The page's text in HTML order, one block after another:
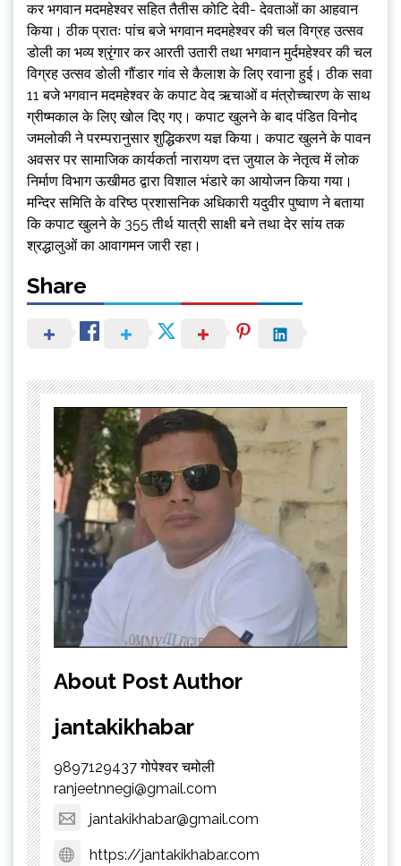
कर भगवान मदमहेश्वर सहित तैतीस कोटि देवी- देवताओं का आहवान
किया। ठीक प्रातः पांच बजे भगवान मदमहेश्वर की चल विग्रह उत्सव
डोली का भव्य श्रृंगार कर आरती उतारी तथा भगवान मुर्दमहेश्वर की चल
विग्रह उत्सव डोली गौंडार गांव से कैलाश के लिए रवाना हुई। ठीक सवा
11 बजे भगवान मदमहेश्वर के कपाट वेद ऋचाओं व मंत्रोच्चारण के साथ
ग्रीष्मकाल के लिए खोल दिए गए। कपाट खुलने के बाद पंडित विनोद
जमलोकी ने परम्परानुसार शुद्धिकरण यज्ञ किया। कपाट खुलने के पावन
अवसर पर सामाजिक कार्यकर्ता नारायण दत्त जुयाल के नेतृत्व में लोक
निर्माण विभाग ऊखीमठ द्वारा विशाल भंडारे का आयोजन किया गया।
मन्दिर समिति के वरिष्ठ प्रशासनिक अधिकारी यदुवीर पुष्वाण ने बताया
कि कपाट खुलने के 355 तीर्थ यात्री साक्षी बने तथा देर सांय तक
श्रद्धालुओं का आवागमन जारी रहा।
Share
About Post Author
jantakikhabar
9897129437 गोपेश्वर चमोली
ranjeetnnegi@gmail.com
jantakikhabar@gmail.com
https://jantakikhabar.com